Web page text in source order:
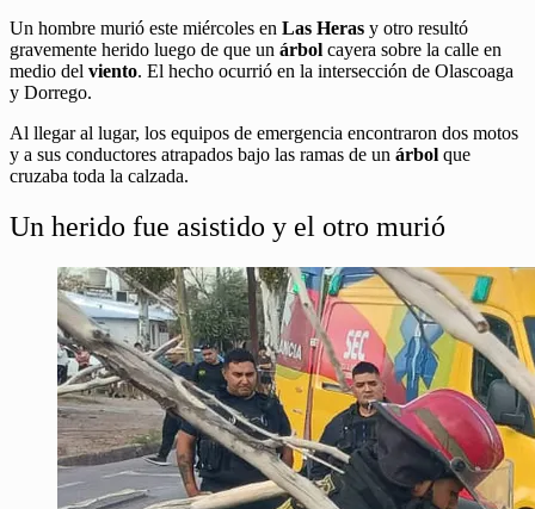
Un hombre murió este miércoles en Las Heras y otro resultó
gravemente herido luego de que un árbol cayera sobre la calle en
medio del viento. El hecho ocurrió en la intersección de Olascoaga
y Dorrego.
Al llegar al lugar, los equipos de emergencia encontraron dos motos
y a sus conductores atrapados bajo las ramas de un árbol que
cruzaba toda la calzada.
Un herido fue asistido y el otro murió